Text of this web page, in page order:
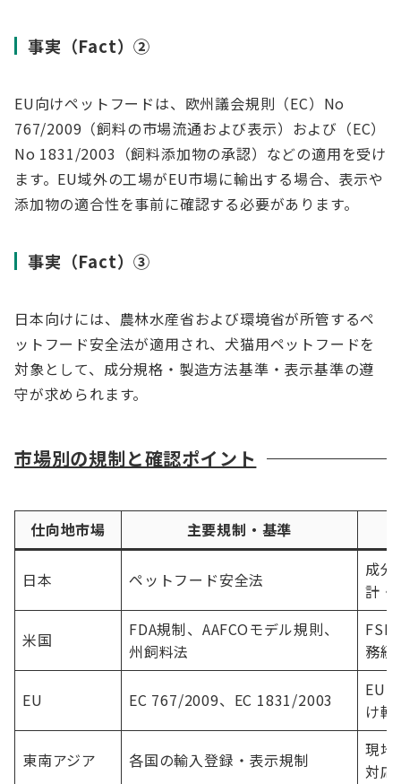
事実（Fact）②
EU向けペットフードは、欧州議会規則（EC）No
767/2009（飼料の市場流通および表示）および（EC）
No 1831/2003（飼料添加物の承認）などの適用を受け
ます。EU域外の工場がEU市場に輸出する場合、表示や
添加物の適合性を事前に確認する必要があります。
事実（Fact）③
日本向けには、農林水産省および環境省が所管するペ
ットフード安全法が適用され、犬猫用ペットフードを
対象として、成分規格・製造方法基準・表示基準の遵
守が求められます。
市場別の規制と確認ポイント
仕向地市場 主要規制・基準
日本 ペットフード安全法
成分
計・
米国
FDA規制、AAFCOモデル規則、
州飼料法
務経
EU EC 767/2009、EC 1831/2003
EU
け輸
東南アジア 各国の輸入登録・表示規制
現地
対応